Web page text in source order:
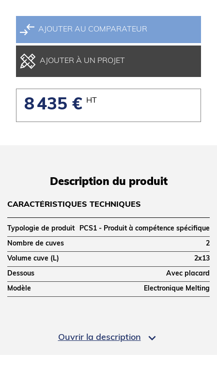
AJOUTER AU COMPARATEUR
AJOUTER À UN PROJET
8 435 € HT
Ouvrir la description 
Description du produit
CARACTÉRISTIQUES TECHNIQUES
Typologie de produit PCS1 - Produit à compétence spécifique
Nombre de cuves 2
Volume cuve (L) 2x13
Dessous Avec placard
Modèle Electronique Melting
Profondeur (mm)